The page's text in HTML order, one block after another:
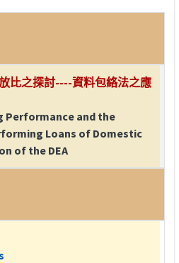
比之探討----資料包絡法之應
Performance and the
Loans of Domestic
of the DEA